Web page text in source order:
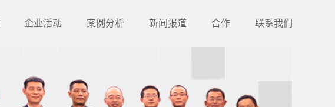
企业活动 案例分析 新闻报道 合作 联系我们